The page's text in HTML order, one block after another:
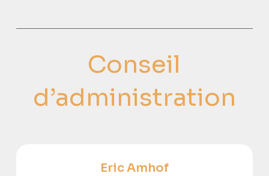
Conseil
d’administration
Eric Amhof